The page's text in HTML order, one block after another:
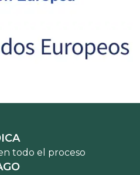
todo el proceso